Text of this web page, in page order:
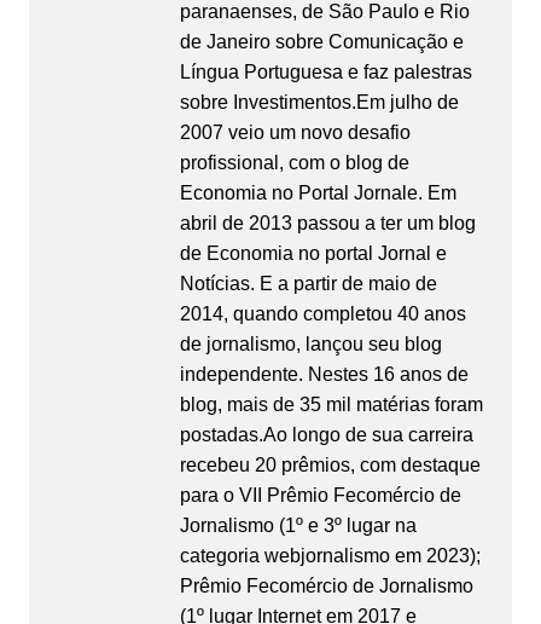
paranaenses, de São Paulo e Rio
de Janeiro sobre Comunicação e
Língua Portuguesa e faz palestras
sobre Investimentos.Em julho de
2007 veio um novo desafio
profissional, com o blog de
Economia no Portal Jornale. Em
abril de 2013 passou a ter um blog
de Economia no portal Jornal e
Notícias. E a partir de maio de
2014, quando completou 40 anos
de jornalismo, lançou seu blog
independente. Nestes 16 anos de
blog, mais de 35 mil matérias foram
postadas.Ao longo de sua carreira
recebeu 20 prêmios, com destaque
para o VII Prêmio Fecomércio de
Jornalismo (1º e 3º lugar na
categoria webjornalismo em 2023);
Prêmio Fecomércio de Jornalismo
(1º lugar Internet em 2017 e